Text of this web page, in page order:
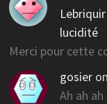
lucidité
Merci pour cette
gosier on
Ah ah